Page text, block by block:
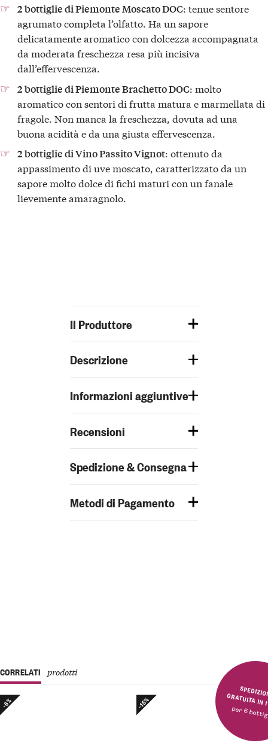
2 bottiglie di Piemonte Moscato DOC: tenue sentore
agrumato completa l’olfatto. Ha un sapore
delicatamente aromatico con dolcezza accompagnata
da moderata freschezza resa più incisiva
dall’effervescenza.
2 bottiglie di Piemonte Brachetto DOC: molto
aromatico con sentori di frutta matura e marmellata di
fragole. Non manca la freschezza, dovuta ad una
buona acidità e da una giusta effervescenza.
2 bottiglie di Vino Passito Vignot: ottenuto da
appassimento di uve moscato, caratterizzato da un
sapore molto dolce di fichi maturi con un fanale
lievemente amaragnolo.
Il Produttore
Descrizione
Informazioni aggiuntive
Recensioni
Spedizione & Consegna
Metodi di Pagamento
SPEDIZIONE
per 6
CORRELATI prodotti
-15%